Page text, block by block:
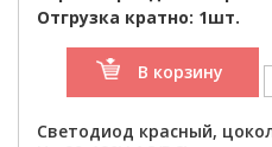
Отгрузка кратно: 1шт.
В корзину
Светодиод красный,